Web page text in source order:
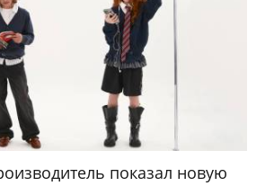
показал новую